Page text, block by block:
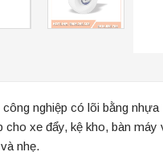
công nghiệp có lõi bằng
xe đẩy, kệ kho, bàn
nhẹ.